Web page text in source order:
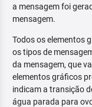
a mensagem foi
mensagem.
Todos os elementos
os tipos de
da mensagem, que
elementos gráficos
indicam a transição
água parada para